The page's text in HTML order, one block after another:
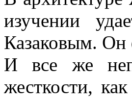
изучении
Казаковым. Он
И все же
жесткости,